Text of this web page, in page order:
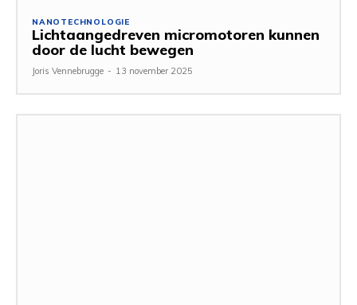
NANOTECHNOLOGIE
Lichtaangedreven micromotoren kunnen
door de lucht bewegen
Joris Vennebrugge - 13 november 2025